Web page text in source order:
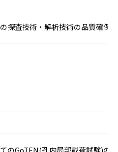
探査技術・解析技術の品質確保
のGoTEN(孔内局部載荷試験)の